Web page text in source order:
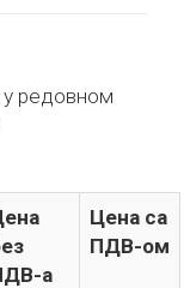
у редовном
а
Цена са
ПДВ-ом